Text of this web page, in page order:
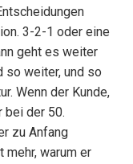
3-2-1 oder eine
geht es weiter
so weiter, und so
Wenn der Kunde,
bei der 50.
zu Anfang
mehr, warum er